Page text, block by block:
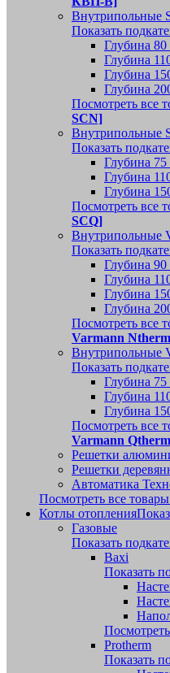
Внутрипольные
Показать
Глубина
Глубина
Глубина
Глубина
Посмотреть все
SCN]
Внутрипольные
Показать
Глубина
Глубина
Глубина
Посмотреть все
SCQ]
Внутрипольные
Показать
Глубина
Глубина
Глубина
Глубина
Посмотреть все
Varmann
Внутрипольные
Показать
Глубина
Глубина
Глубина
Посмотреть все
Varmann
Решетки
Решетки
Автоматика
Посмотреть все товары
Котлы отопления
Газовые
Показать
Baxi
Показать
Protherm
Показать